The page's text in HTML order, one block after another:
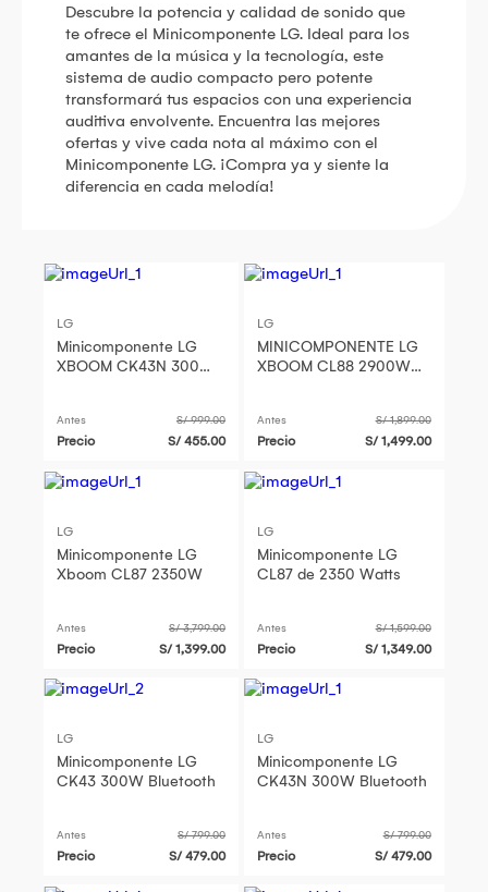
Descubre la potencia y calidad de sonido que
te ofrece el Minicomponente LG. Ideal para los
amantes de la música y la tecnología, este
sistema de audio compacto pero potente
transformará tus espacios con una experiencia
auditiva envolvente. Encuentra las mejores
ofertas y vive cada nota al máximo con el
Minicomponente LG. ¡Compra ya y siente la
diferencia en cada melodía!
LG
Minicomponente LG
XBOOM CK43N 300W
Antes S/ 999.00
Precio S/ 455.00
LG
MINICOMPONENTE LG
XBOOM CL88 2900W
Antes S/ 1,899.00
Precio S/ 1,499.00
LG
Minicomponente LG
Xboom CL87 2350W
Antes S/ 3,799.00
Precio S/ 1,399.00
LG
Minicomponente LG
CL87 de 2350 Watts
Antes S/ 1,599.00
Precio S/ 1,349.00
LG
Minicomponente LG
CK43 300W Bluetooth
Antes S/ 799.00
Precio S/ 479.00
LG
Minicomponente LG
CK43N 300W Bluetooth
Antes S/ 799.00
Precio S/ 479.00